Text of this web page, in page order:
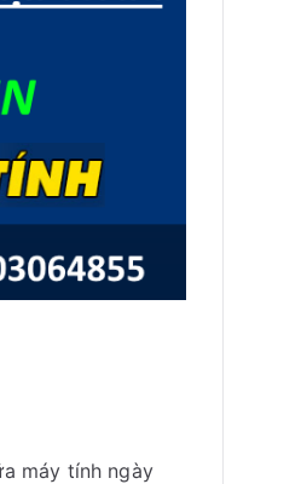
máy tính ngày